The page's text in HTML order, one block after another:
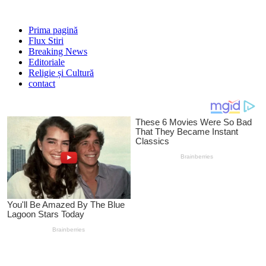
Prima pagină
Flux Stiri
Breaking News
Editoriale
Religie și Cultură
contact